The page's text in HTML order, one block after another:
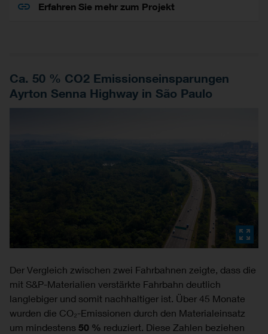
Erfahren Sie mehr zum Projekt
Ca. 50 % CO2 Emissionseinsparungen
Ayrton Senna Highway in São Paulo
Der Vergleich zwischen zwei Fahrbahnen zeigte, dass die
mit S&P-Materialien verstärkte Fahrbahn deutlich
langlebiger und somit nachhaltiger ist. Über 45 Monate
wurden die CO₂-Emissionen durch den Materialeinsatz
um mindestens 50 % reduziert. Diese Zahlen beziehen